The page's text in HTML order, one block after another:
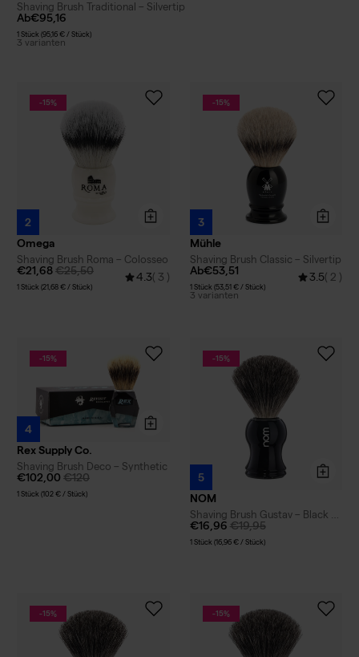
Shaving Brush Traditional – Silvertip
Ab€95,16
1 Stück (95,16 € / Stück)
3 varianten
-15%
2
Omega
Shaving Brush Roma – Colosseo
€21,68€25,50
1 Stück (21,68 € / Stück)
4.3( 3 )
-15%
3
Mühle
Shaving Brush Classic – Silvertip
Ab€53,51
1 Stück (53,51 € / Stück)
3.5( 2 )
3 varianten
-15%
4
Rex Supply Co.
Shaving Brush Deco – Synthetic
€102,00 €120
1 Stück (102 € / Stück)
-15%
5
NOM
Shaving Brush Gustav – Black –
Pure Badger
€16,96 €19,95
1 Stück (16,96 € / Stück)
-15% -15%